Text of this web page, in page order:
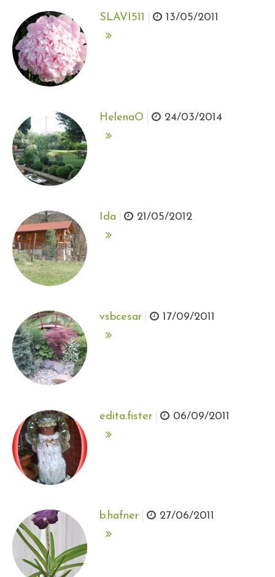
SLAVI511 13/05/2011
HelenaO 24/03/2014
Ida 21/05/2012
vsbcesar 17/09/2011
edita.fister 06/09/2011
b.hafner 27/06/2011